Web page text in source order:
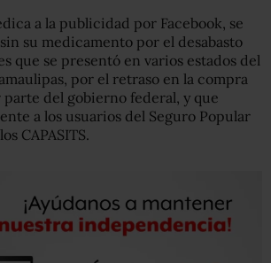
a la publicidad por Facebook, se
su medicamento por el desabasto
que se presentó en varios estados del
por el retraso en la compra
parte del gobierno federal, y que
a los usuarios del Seguro Popular
CAPASITS.